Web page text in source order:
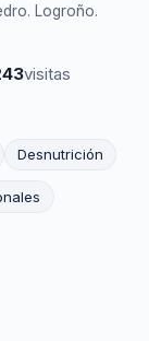
Logroño.
visitas
Desnutrición